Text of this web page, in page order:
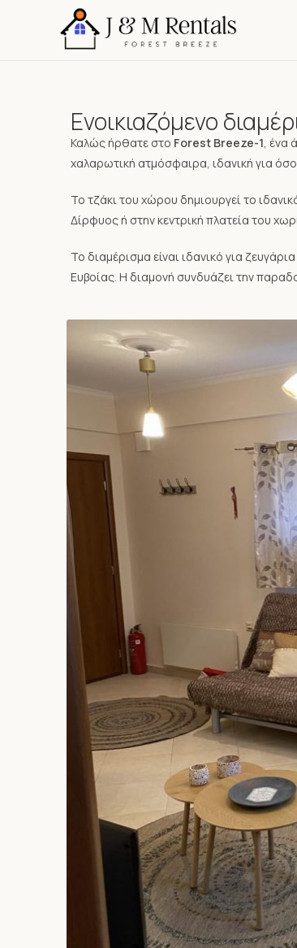
Ενοικιαζόμενο
Καλώς ήρθατε στο Forest Breeze-1, ένα
χαλαρωτική ατμόσφαιρα, ιδανική για
Το τζάκι του χώρου δημιουργεί το
Δίρφυος ή στην κεντρική πλατεία του
Το διαμέρισμα είναι ιδανικό για
Ευβοίας. Η διαμονή συνδυάζει την